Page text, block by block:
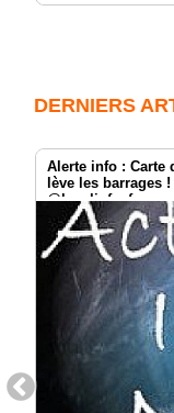
DERNIERS
Alerte info : Carte
lève les barrages
@localinfo_fr